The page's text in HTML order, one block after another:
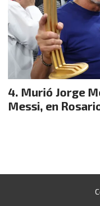
Murió Jorge
Messi, en